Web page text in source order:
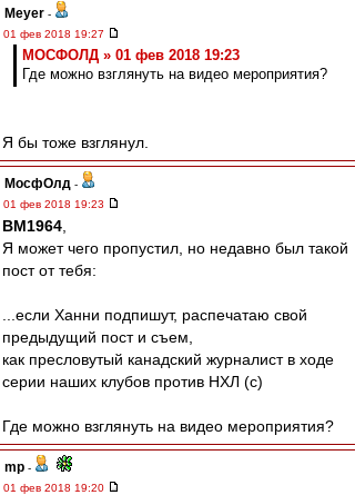
Meyer -
01 фев 2018 19:27
МОСФОЛД » 01 фев 2018 19:23
Где можно взглянуть на видео мероприятия?
Я бы тоже взглянул.
МосфОлд -
01 фев 2018 19:23
BM1964
Я может чего пропустил, но недавно был такой
пост от тебя:
...если Ханни подпишут, распечатаю свой
предыдущий пост и съем,
как пресловутый канадский журналист в ходе
серии наших клубов против НХЛ (с)
Где можно взглянуть на видео мероприятия?
mp -
01 фев 2018 19:20